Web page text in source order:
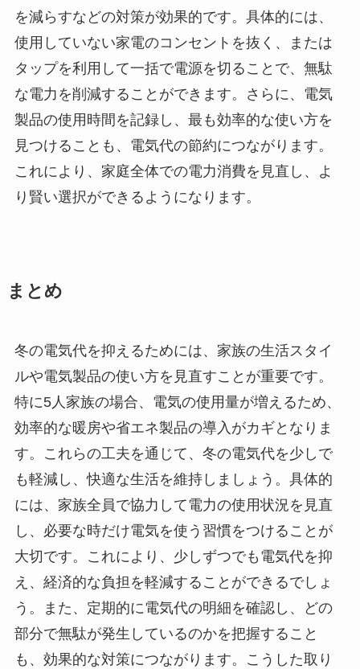
を減らすなどの対策が効果的です。具体的には、
使用していない家電のコンセントを抜く、または
タップを利用して一括で電源を切ることで、無駄
な電力を削減することができます。さらに、電気
製品の使用時間を記録し、最も効率的な使い方を
見つけることも、電気代の節約につながります。
これにより、家庭全体での電力消費を見直し、よ
り賢い選択ができるようになります。
まとめ
冬の電気代を抑えるためには、家族の生活スタイ
ルや電気製品の使い方を見直すことが重要です。
特に5人家族の場合、電気の使用量が増えるため、
効率的な暖房や省エネ製品の導入がカギとなりま
す。これらの工夫を通じて、冬の電気代を少しで
も軽減し、快適な生活を維持しましょう。具体的
には、家族全員で協力して電力の使用状況を見直
し、必要な時だけ電気を使う習慣をつけることが
大切です。これにより、少しずつでも電気代を抑
え、経済的な負担を軽減することができるでしょ
う。また、定期的に電気代の明細を確認し、どの
部分で無駄が発生しているのかを把握すること
も、効果的な対策につながります。こうした取り